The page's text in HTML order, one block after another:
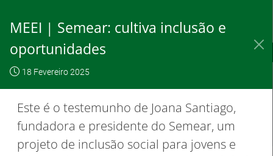
conteúdo
IEFP, I.P. O IEFP Destaques / Notícias
Este website
utilização de
cookies.
OK, não
mostrar
novamente
Para saber
mais clique
aqui
MEEI | Semear: cultiva inclusão e
oportunidades
18 Fevereiro 2025
Este é o testemunho de Joana Santiago,
fundadora e presidente do Semear, um
projeto de inclusão social para jovens e